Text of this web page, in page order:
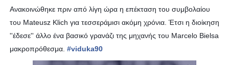
Ανακοινώθηκε πριν από λίγη ώρα η επέκταση του συμβολαίου
του Mateusz Klich για τεσσεράμισι ακόμη χρόνια. Έτσι η διοίκηση
''έδεσε'' άλλο ένα βασικό γρανάζι της μηχανής του Marcelo Bielsa
μακροπρόθεσμα. #viduka90